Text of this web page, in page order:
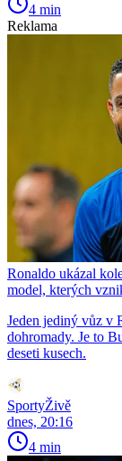
4 min
Reklama
Ronaldo ukázal
model, kterých
Jeden jediný vůz v
dohromady. Je to
deseti kusech.
SportyŽivě
dnes, 20:16
4 min